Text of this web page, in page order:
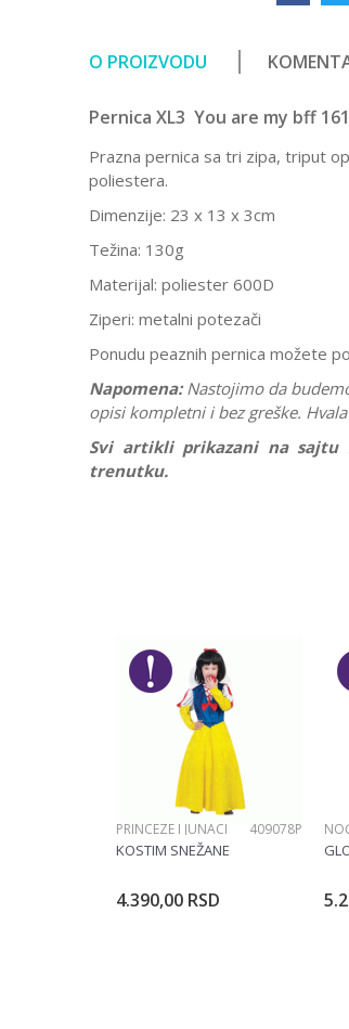
O PROIZVODU
Pernica XL3 You are my bff
Prazna pernica sa tri zipa, triput
poliestera.
Dimenzije: 23 x 13 x 3cm
Težina: 130g
Materijal: poliester 600D
Ziperi: metalni potezači
Ponudu peaznih pernica možete
Napomena: Nastojimo da
opisi kompletni i bez greške.
Svi artikli prikazani na sajtu
trenutku.
Poruka
POŠALJI
PRINCEZE I JUNACI 409078P
KOSTIM SNEŽANE
4.390,00 RSD